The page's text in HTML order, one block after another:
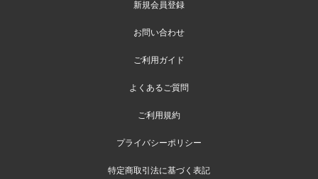
新規会員登録
お問い合わせ
ご利用ガイド
よくあるご質問
ご利用規約
プライバシーポリシー
特定商取引法に基づく表記